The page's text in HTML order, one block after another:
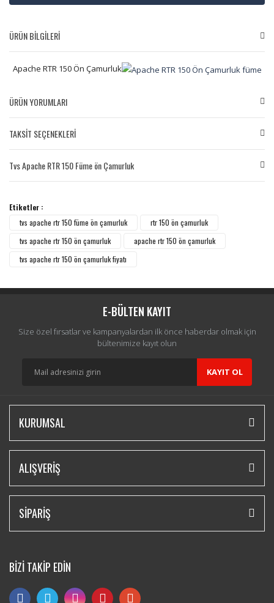
ÜRÜN BİLGİLERİ
Apache RTR 150 Ön Çamurluk
ÜRÜN YORUMLARI
Yorum Yaz
TAKSİT SEÇENEKLERİ
Tvs Apache RTR 150 Füme ön Çamurluk
Etiketler :
tvs apache rtr 150 füme ön çamurluk
rtr 150 ön çamurluk
tvs apache rtr 150 ön çamurluk
apache rtr 150 ön çamurluk
tvs apache rtr 150 ön çamurluk fiyatı
E-BÜLTEN KAYIT
Size özel fırsatlar ve kampanyalardan ilk önce haberdar olmak için
bültenimize kayıt olun
KAYIT OL
KURUMSAL
ALIŞVERİŞ
SİPARİŞ
BİZİ TAKİP EDİN